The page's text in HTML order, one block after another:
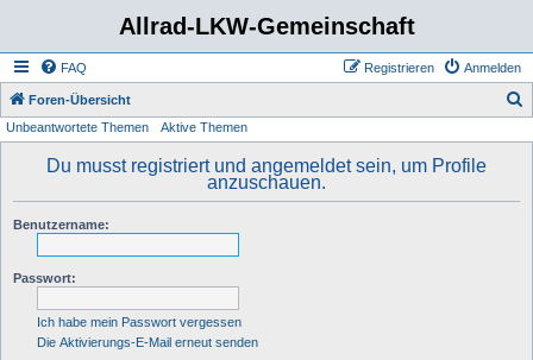
Allrad-LKW-Gemeinschaft
FAQ Anmelden
Registrieren
Foren-Übersicht
Unbeantwortete Themen Aktive Themen
Du musst registriert und angemeldet sein, um Profile
anzuschauen.
Benutzername:
Passwort:
Ich habe mein Passwort vergessen
Die Aktivierungs-E-Mail erneut senden